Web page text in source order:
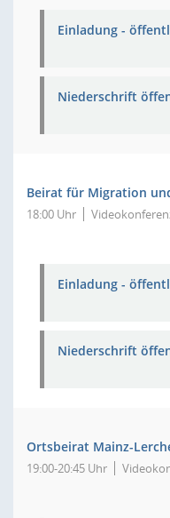
Einladung -
Niederschrift
Beirat für Migration
18:00 Uhr
Einladung -
Niederschrift
Ortsbeirat Mainz-
19:00-20:45 Uhr